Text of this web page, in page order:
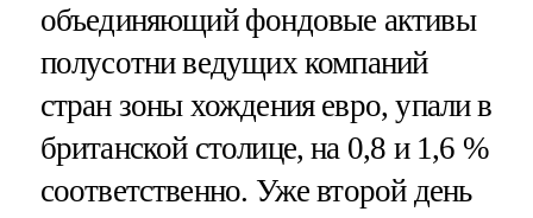
объединяющий фондовые активы
полусотни ведущих компаний
стран зоны хождения евро, упали в
британской столице, на 0,8 и 1,6 %
соответственно. Уже второй день